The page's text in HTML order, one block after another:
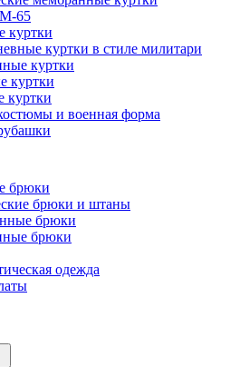
65
куртки
куртки в стиле милитари
куртки
куртки
куртки
и военная форма
брюки
брюки и штаны
брюки
брюки
одежда